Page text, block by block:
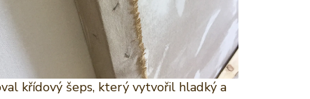
křídový šeps, který vytvořil hladký a